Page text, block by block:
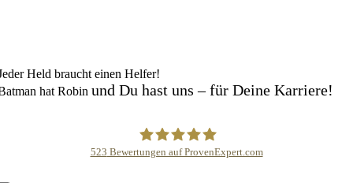
Held braucht einen Helfer!
hat Robinund Du hast uns – für Deine Karriere!
523 Bewertungen auf ProvenExpert.com